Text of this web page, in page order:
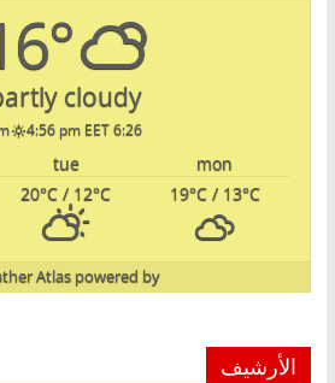
cloudy
6:26 am
4:56 pm EET
mon
tue
19°C/ 13°C
20°C / 12°C
powered by
Atlas
الأرشيف